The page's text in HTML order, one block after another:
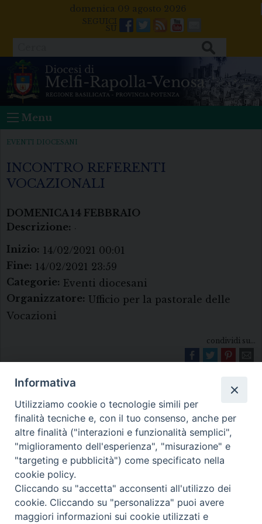
domenica 09 agosto 2026
Facebook
Twitter
FeedsYoutube
Mail
Menu
EVENTI DIOCESANI
INCONTRO REFERENTI
VOCAZIONALI
DOMENICA 14 FEBBRAIO
Descrizione: .
Inizio: 14/02/2021 00:01
Fine: 14/02/2021 23:59
Categorie: Eventi diocesani
Organizzatore: Ufficio per la pastorale delle
Vocazioni
condividi su...
Diocesi di Melfi Rapolla Venosa
• Largo Duomo, 12 - 85025 MELFI (PZ) •
Tel. 0972238604
PEC ufficiale della Diocesi:
Informativa
Utilizziamo cookie o tecnologie simili per
finalità tecniche e, con il tuo consenso, anche per
altre finalità ("interazioni e funzionalità semplici",
"miglioramento dell'esperienza", "misurazione" e
"targeting e pubblicità") come specificato nella
cookie policy.
Cliccando su "accetta" acconsenti all'utilizzo dei
cookie. Cliccando su "personalizza" puoi avere
maggiori informazioni sui cookie utilizzati e